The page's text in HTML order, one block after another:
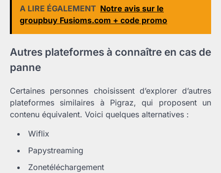
A LIRE ÉGALEMENT Notre avis sur le
groupbuy Fusioms.com + code promo
Autres plateformes à connaître en cas de
panne
Certaines personnes choisissent d’explorer d’autres
plateformes similaires à Pigraz, qui proposent un
contenu équivalent. Voici quelques alternatives :
Wiflix
Papystreaming
Zonetéléchargement